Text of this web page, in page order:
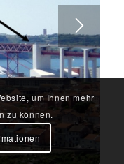
um Ihnen mehr
zu können.